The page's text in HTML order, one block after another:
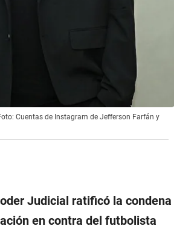
Cuentas de Instagram de Jefferson Farfán y
Judicial ratificó la condena
en contra del futbolista